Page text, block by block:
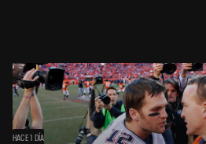
HACE 1 DÍA